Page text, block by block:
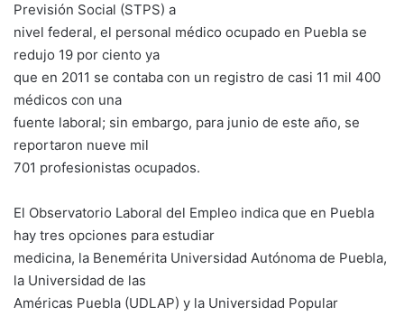
Previsión Social (STPS) a
nivel federal, el personal médico ocupado en Puebla se
redujo 19 por ciento ya
que en 2011 se contaba con un registro de casi 11 mil 400
médicos con una
fuente laboral; sin embargo, para junio de este año, se
reportaron nueve mil
701 profesionistas ocupados.
El Observatorio Laboral del Empleo indica que en Puebla
hay tres opciones para estudiar
medicina, la Benemérita Universidad Autónoma de Puebla,
la Universidad de las
Américas Puebla (UDLAP) y la Universidad Popular